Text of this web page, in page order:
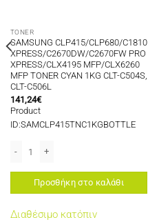
TONER
SAMSUNG CLP415/CLP680/C1810
XPRESS/C2670DW/C2670FW PRO
XPRESS/CLX4195 MFP/CLX6260
MFP TONER CYAN 1KG CLT-C504S,
CLT-C506L
141,24€
Product
ID:SAMCLP415TNC1KGBOTTLE
Προσθήκη στο καλάθι
Διαθέσιμο κατόπιν